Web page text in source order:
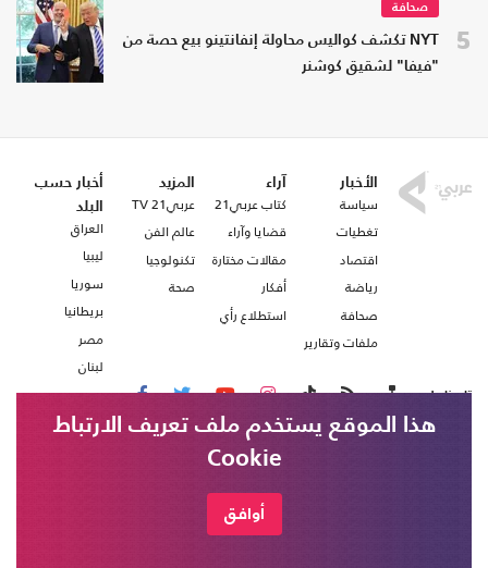
5
صحافة
NYT تكشف كواليس محاولة إنفانتينو بيع حصة من
"فيفا" لشقيق كوشنر
الأخبار
سياسة
تغطيات
اقتصاد
رياضة
صحافة
ملفات وتقارير
آراء
كتاب عربي21
قضايا وآراء
مقالات مختارة
أفكار
استطلاع رأي
المزيد
عربي21 TV
عالم الفن
تكنولوجيا
صحة
أخبار حسب
البلد
العراق
ليبيا
سوريا
بريطانيا
مصر
لبنان
تابعنا على
هذا الموقع يستخدم ملف تعريف الارتباط
Cookie
أوافق